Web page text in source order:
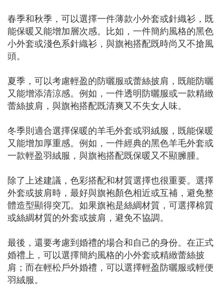
春季和秋季，可以選擇一件薄款小外套或針織衫，既
能保暖又能增加層次感。比如，一件簡約風格的黑色
小外套或淺色系針織衫，與旗袍搭配既時尚又不搶風
頭。
夏季，可以考慮輕盈的防曬服或蕾絲披肩，既能防曬
又能增添清涼感。例如，一件透明防曬服或一款精緻
蕾絲披肩，與旗袍搭配既清爽又不失女人味。
冬季則適合選擇保暖的羊毛外套或羽絨服，既能保暖
又能增加厚重感。例如，一件經典的黑色羊毛外套或
一款輕盈羽絨服，與旗袍搭配既保暖又不顯臃腫。
除了上述建議，色彩搭配和材質選擇也很重要。選擇
外套或披肩時，最好與旗袍顏色相近或互補，避免整
體造型顯得突兀。如果旗袍是絲綢材質，可選擇棉質
或絲綢材質的外套或披肩，避免不協調。
最後，還要考慮到婚禮的場合和自己的身份。在正式
婚禮上，可以選擇簡約風格的小外套或精緻蕾絲披
肩；而在輕松戶外婚禮，可以選擇輕盈防曬服或輕便
羽絨服。